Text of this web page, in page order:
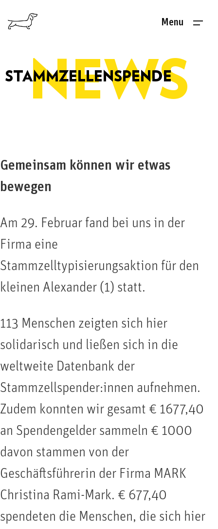
Menu
STAMMZELLENSPENDE
NEWS
Gemeinsam können wir etwas
bewegen
Am 29. Februar fand bei uns in der
Firma eine
Stammzelltypisierungsaktion für den
kleinen Alexander (1) statt.
113 Menschen zeigten sich hier
solidarisch und ließen sich in die
weltweite Datenbank der
Stammzellspender:innen aufnehmen.
Zudem konnten wir gesamt € 1677,40
an Spendengelder sammeln € 1000
davon stammen von der
Geschäftsführerin der Firma MARK
Christina Rami-Mark. € 677,40
spendeten die Menschen, die sich hier